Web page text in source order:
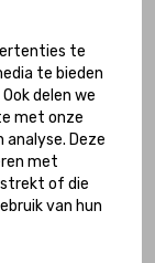
te
te bieden
delen we
met onze
Deze
met
of die
van hun
je steun
dat
speeltuin